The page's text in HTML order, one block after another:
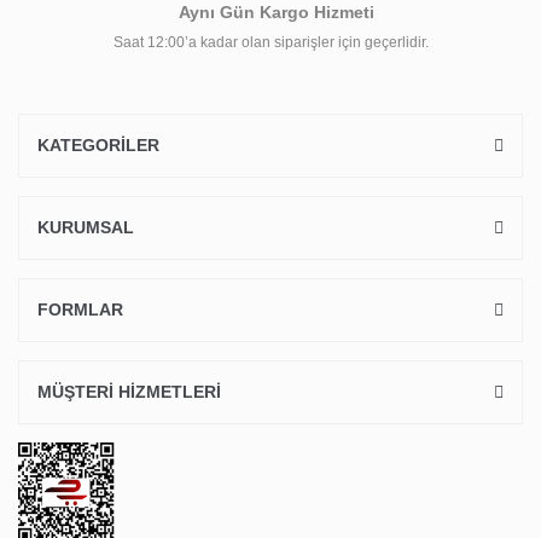
Aynı Gün Kargo Hizmeti
Saat 12:00’a kadar olan siparişler için geçerlidir.
KATEGORİLER
KURUMSAL
FORMLAR
MÜŞTERİ HİZMETLERİ